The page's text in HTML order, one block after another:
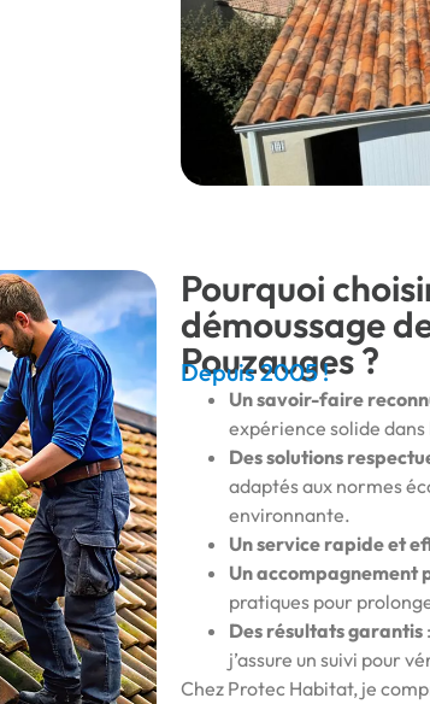
Pourquoi
démoussage
Pouzauges ?
Depuis 2005 !
Un savoir-faire
expérience solide
Des solutions
adaptés aux normes
environnante.
Un service rapide et
Un accompagnement
pratiques pour
Des résultats garantis
j’assure un suivi pour
Chez Protec Habitat, je